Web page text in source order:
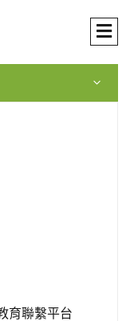
育聯繫平台